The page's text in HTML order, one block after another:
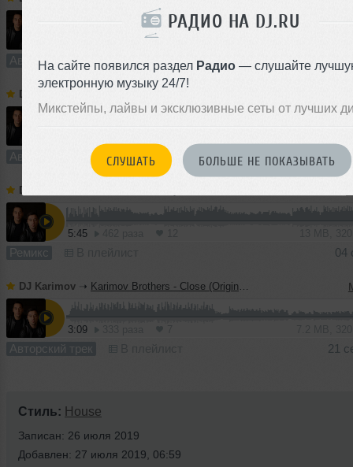
РАДИО НА DJ.RU
На сайте появился раздел Радио — слушайте
электронную музыку 24/7!
Микстейпы, лайвы и эксклюзивные сеты от лучших
СЛУШАТЬ БОЛЬШЕ НЕ ПОКАЗЫВАТЬ
Авторский трек В плейлист
DJ Karimov Karimov Brothers - Let Me Fall (Original Mix)
Авторский трек В плейлист (в 1 плейлисте)
DJ Karimov
5:45
Ремикс 04
DJ Karimov ➝ Karimov Brothers - Close (Original Mix)
3:09
Авторский трек 21
Стиль: House
Записан: 26 июля 2019
Добавлен: 27 июля 2019, 06:59